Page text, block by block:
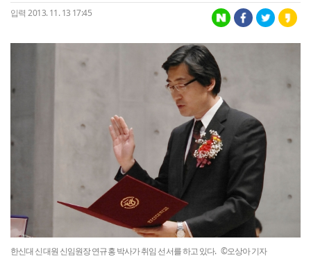
입력 2013. 11. 13 17:45
한신대 신대원 신임원장 연규홍 박사가 취임 선서를 하고 있다. ©오상아 기자